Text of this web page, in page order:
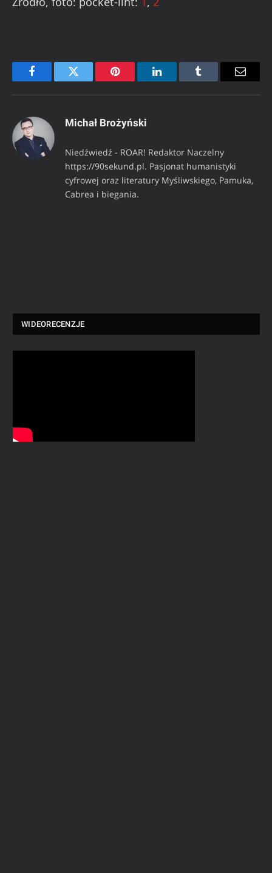
FacebookTwitter Pinterest LinkedInTumblr Email
Michał Brożyński
Niedźwiedź - ROAR! Redaktor Naczelny
https://90sekund.pl. Pasjonat humanistyki
cyfrowej oraz literatury Myśliwskiego, Pamuka,
Cabrea i biegania.
WIDEORECENZJE